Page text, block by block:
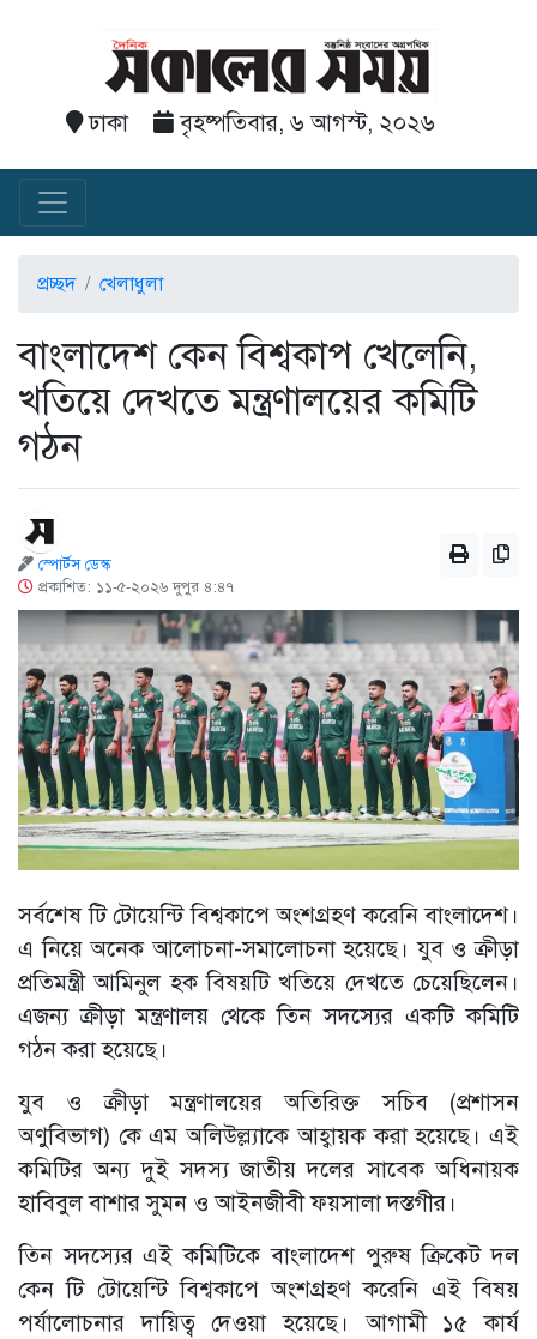
ঢাকা বৃহষ্পতিবার, ৬ আগস্ট, ২০২৬
প্রচ্ছদ খেলাধুলা
বাংলাদেশ কেন বিশ্বকাপ খেলেনি,
খতিয়ে দেখতে মন্ত্রণালয়ের কমিটি
গঠন
স্পোর্টস ডেস্ক
প্রকাশিত: ১১-৫-২০২৬ দুপুর ৪:৪৭
সর্বশেষ টি টোয়েন্টি বিশ্বকাপে অংশগ্রহণ করেনি বাংলাদেশ।
এ নিয়ে অনেক আলোচনা-সমালোচনা হয়েছে। যুব ও ক্রীড়া
প্রতিমন্ত্রী আমিনুল হক বিষয়টি খতিয়ে দেখতে চেয়েছিলেন।
এজন্য ক্রীড়া মন্ত্রণালয় থেকে তিন সদস্যের একটি কমিটি
গঠন করা হয়েছে।
যুব ও ক্রীড়া মন্ত্রণালয়ের অতিরিক্ত সচিব (প্রশাসন
অণুবিভাগ) কে এম অলিউল্ল্যাকে আহ্বায়ক করা হয়েছে। এই
কমিটির অন্য দুই সদস্য জাতীয় দলের সাবেক অধিনায়ক
হাবিবুল বাশার সুমন ও আইনজীবী ফয়সালা দস্তগীর।
তিন সদস্যের এই কমিটিকে বাংলাদেশ পুরুষ ক্রিকেট দল
কেন টি টোয়েন্টি বিশ্বকাপে অংশগ্রহণ করেনি এই বিষয়
পর্যালোচনার দায়িত্ব দেওয়া হয়েছে। আগামী ১৫ কার্য